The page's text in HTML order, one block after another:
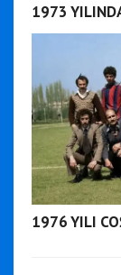
1973
1976 YILI